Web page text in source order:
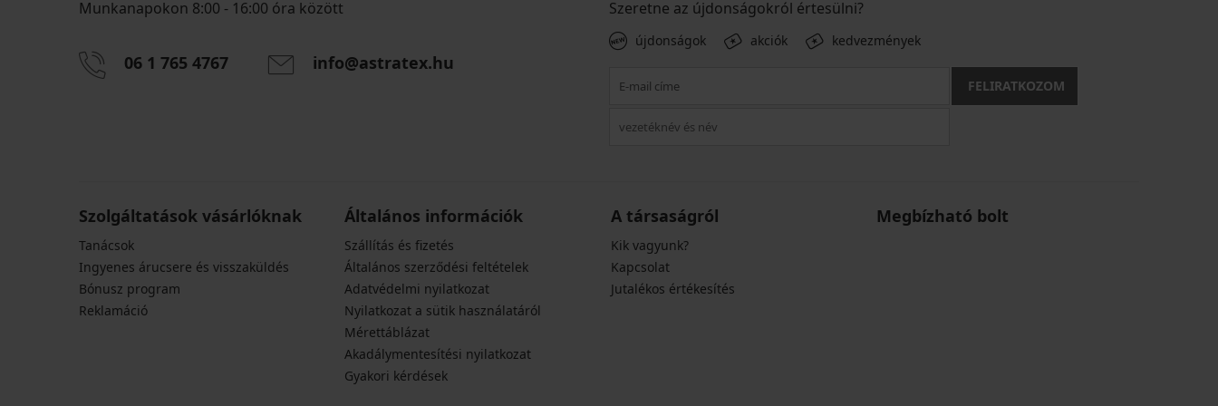
Ima
Ft
SUN20
Ima
strandruha
Kedvezmény
SUN20
Munkanapokon 8:00 - 16:00 óra között
06 1 765 4767 info@astratex.hu
Szeretne az újdonságokról értesülni?
újdonságok akciók kedvezmények
FELIRATKOZOM
Szolgáltatások vásárlóknak
Tanácsok
Ingyenes árucsere és visszaküldés
Bónusz program
Reklamáció
Általános információk
Szállítás és fizetés
Általános szerződési feltételek
Adatvédelmi nyilatkozat
Nyilatkozat a sütik használatáról
Mérettáblázat
Akadálymentesítési nyilatkozat
Gyakori kérdések
A társaságról
Kik vagyunk?
Kapcsolat
Jutalékos értékesítés
Megbízható bolt